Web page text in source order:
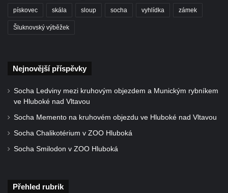
– Hořín u Lužce nad Vltavou
Strom svobody a památník 100 let republiky
Hrobčicích
Hrobčic
Socha svatého Antonína poustevníka v
Račicích
pískovec skála sloup socha vyhlídka zámek
Šluknovský výběžek
Nejnovější příspěvky
Socha Ledviny mezi kruhovým objezdem a Munickým rybníkem
ve Hluboké nad Vltavou
Socha Memento na kruhovém objezdu ve Hluboké nad Vltavou
Socha Chalikotérium v ZOO Hluboká
Socha Smilodon v ZOO Hluboká
Přehled rubrik